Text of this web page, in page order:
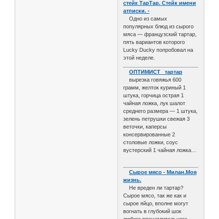
стейк ТарТар. Стейк имени
атписки. -
Одно из самых
популярных блюд из сырого
мяса — французский тартар,
пять вариантов которого
Lucky Ducky попробовал на
этой неделе.
ОПТИМИСТ тартар
вырезка говяжья 600
грамм, желток куриный 1
штука, горчица острая 1
чайная ложка, лук шалот
среднего размера — 1 штука,
зелень петрушки свежая 3
веточки, каперсы
консервированные 2
столовые ложки, соус
вустерский 1 чайная ложка…
Сырое мясо - Милан.Моя
жизнь.
Не вреден ли тартар?
Сырое мясо, так же как и
сырое яйцо, вполне могут
вогнать в глубокий шок